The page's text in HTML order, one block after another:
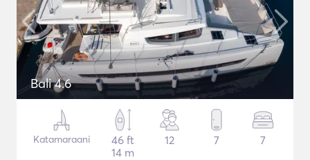
Bali 4.6
Katamaraani
46 ft
14 m
12 7 7